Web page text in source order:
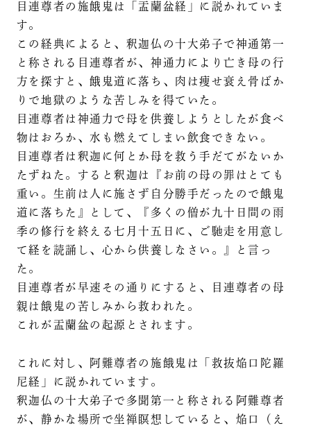
目連尊者の施餓鬼は「盂蘭盆経」に説かれていま
す。
この経典によると、釈迦仏の十大弟子で神通第一
と称される目連尊者が、神通力により亡き母の行
方を探すと、餓鬼道に落ち、肉は痩せ衰え骨ばか
りで地獄のような苦しみを得ていた。
目連尊者は神通力で母を供養しようとしたが食べ
物はおろか、水も燃えてしまい飲食できない。
目連尊者は釈迦に何とか母を救う手だてがないか
たずねた。すると釈迦は『お前の母の罪はとても
重い。生前は人に施さず自分勝手だったので餓鬼
道に落ちた』として、『多くの僧が九十日間の雨
季の修行を終える七月十五日に、ご馳走を用意し
て経を読誦し、心から供養しなさい。』と言っ
た。
目連尊者が早速その通りにすると、目連尊者の母
親は餓鬼の苦しみから救われた。
これが盂蘭盆の起源とされます。
これに対し、阿難尊者の施餓鬼は「救抜焔口陀羅
尼経」に説かれています。
釈迦仏の十大弟子で多聞第一と称される阿難尊者
が、静かな場所で坐禅瞑想していると、焔口（え